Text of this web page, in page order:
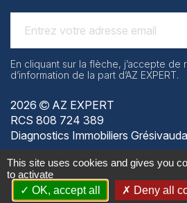
En cliquant sur la flèche, j’accepte de
d’information de la part d’AZ EXPERT.
2026
AZ EXPERT
RCS 808 724 389
Diagnostics Immobiliers
Création du site par
This site uses cookies and gives you
to activate
OK, accept all
Deny all